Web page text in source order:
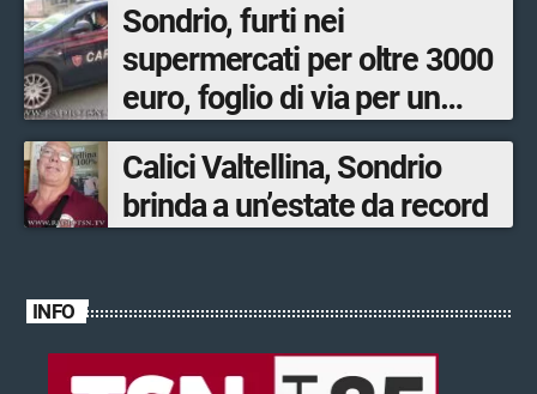
Sondrio, furti nei
supermercati per oltre 3000
euro, foglio di via per un
ventinovenne
Calici Valtellina, Sondrio
brinda a un’estate da record
INFO